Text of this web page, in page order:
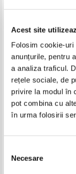
Acest site
Folosim cookie-
anunțurile, pentru
a analiza traficul.
rețele sociale, de
privire la modul în
pot combina cu
în urma folosirii
consimțământului
Necesare
Geneva Lee -
13,00Lei 8,45
Adaugă în coș